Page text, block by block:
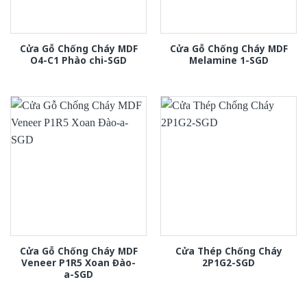
Cửa Gỗ Chống Cháy MDF
O4-C1 Phào chi-SGD
Cửa Gỗ Chống Cháy MDF
Melamine 1-SGD
Cửa Gỗ Chống Cháy MDF
Veneer P1R5 Xoan Đào-
a-SGD
Cửa Thép Chống Cháy
2P1G2-SGD